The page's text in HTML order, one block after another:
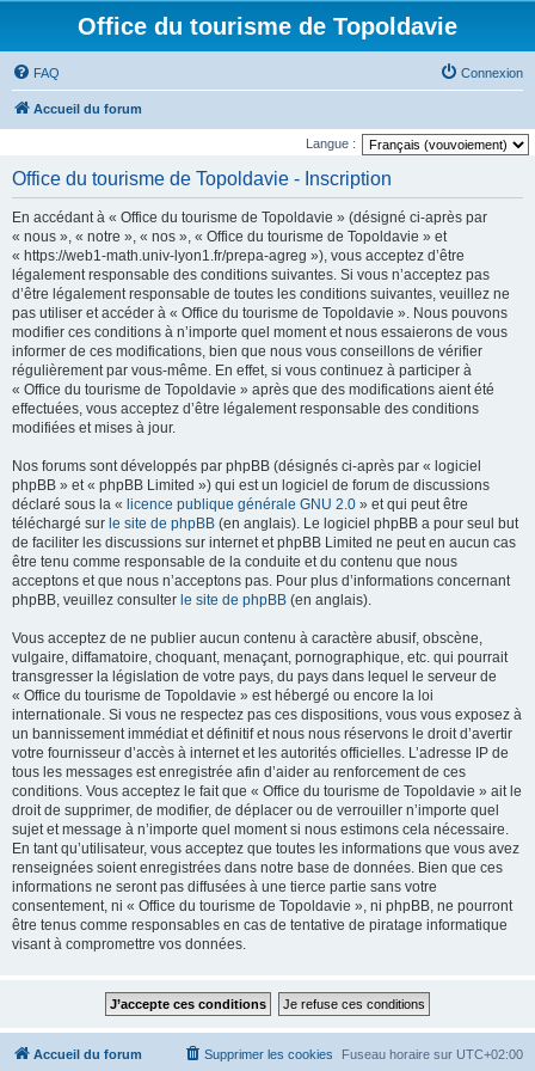
Office du tourisme de Topoldavie
FAQ Connexion
Accueil du forum
Langue :
Office du tourisme de Topoldavie - Inscription
En accédant à « Office du tourisme de Topoldavie » (désigné ci-après par
« nous », « notre », « nos », « Office du tourisme de Topoldavie » et
« https://web1-math.univ-lyon1.fr/prepa-agreg »), vous acceptez d’être
légalement responsable des conditions suivantes. Si vous n’acceptez pas
d’être légalement responsable de toutes les conditions suivantes, veuillez ne
pas utiliser et accéder à « Office du tourisme de Topoldavie ». Nous pouvons
modifier ces conditions à n’importe quel moment et nous essaierons de vous
informer de ces modifications, bien que nous vous conseillons de vérifier
régulièrement par vous-même. En effet, si vous continuez à participer à
« Office du tourisme de Topoldavie » après que des modifications aient été
effectuées, vous acceptez d’être légalement responsable des conditions
modifiées et mises à jour.
Nos forums sont développés par phpBB (désignés ci-après par « logiciel
phpBB » et « phpBB Limited ») qui est un logiciel de forum de discussions
déclaré sous la « licence publique générale GNU 2.0 » et qui peut être
téléchargé sur le site de phpBB (en anglais). Le logiciel phpBB a pour seul but
de faciliter les discussions sur internet et phpBB Limited ne peut en aucun cas
être tenu comme responsable de la conduite et du contenu que nous
acceptons et que nous n’acceptons pas. Pour plus d’informations concernant
phpBB, veuillez consulter le site de phpBB (en anglais).
Vous acceptez de ne publier aucun contenu à caractère abusif, obscène,
vulgaire, diffamatoire, choquant, menaçant, pornographique, etc. qui pourrait
transgresser la législation de votre pays, du pays dans lequel le serveur de
« Office du tourisme de Topoldavie » est hébergé ou encore la loi
internationale. Si vous ne respectez pas ces dispositions, vous vous exposez à
un bannissement immédiat et définitif et nous nous réservons le droit d’avertir
votre fournisseur d’accès à internet et les autorités officielles. L’adresse IP de
tous les messages est enregistrée afin d’aider au renforcement de ces
conditions. Vous acceptez le fait que « Office du tourisme de Topoldavie » ait le
droit de supprimer, de modifier, de déplacer ou de verrouiller n’importe quel
sujet et message à n’importe quel moment si nous estimons cela nécessaire.
En tant qu’utilisateur, vous acceptez que toutes les informations que vous avez
renseignées soient enregistrées dans notre base de données. Bien que ces
informations ne seront pas diffusées à une tierce partie sans votre
consentement, ni « Office du tourisme de Topoldavie », ni phpBB, ne pourront
être tenus comme responsables en cas de tentative de piratage informatique
visant à compromettre vos données.
Accueil du forum Fuseau horaire sur UTC+02:00
Supprimer les cookies